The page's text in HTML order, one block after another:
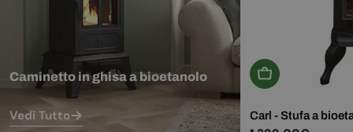
Caminetto in ghisa a bioetanolo
Vedi Tutto
Aggiungi Al
Carl - Stufa a